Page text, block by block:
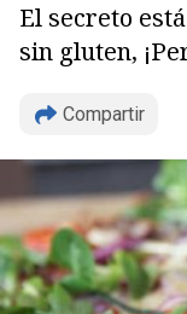
El secreto
sin gluten,
Compartir